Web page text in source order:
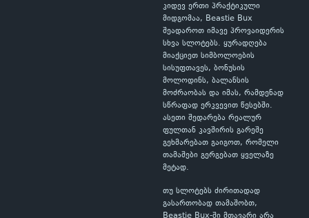
კიდევ ერთი პრაქტიკული
მიდგომაა, Beastie Bux
შეადაროთ იმავე პროვაიდერის
სხვა სლოტებს. ყურადღება
მიაქციეთ სიმბოლოების
სისუფთავეს, ბონუსის
მოლოდინს, ბალანსის
მოძრაობას და იმას, რამდენად
სწრაფად ერკვევით წესებში.
ასეთი შედარება რეალურ
ფულთან კავშირის გარეშე
გეხმარებათ გაიგოთ, რომელი
თამაშები გერგებათ ყველაზე
მეტად.
თუ სლოტებს ძირითადად
გასართობად თამაშობთ,